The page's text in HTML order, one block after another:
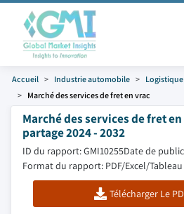
Accueil Industrie automobile
Marché des services de fret en vrac
Marché des services de fret
partage 2024 - 2032
ID du rapport: GMI10255Date de
Format du rapport: PDF/Excel/
Télécharger Le